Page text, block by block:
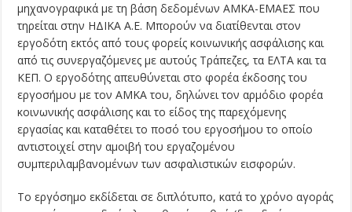
μηχανογραφικά με τη βάση δεδομένων ΑΜΚΑ-ΕΜΑΕΣ που
τηρείται στην ΗΔΙΚΑ Α.Ε. Μπορούν να διατίθενται στον
εργοδότη εκτός από τους φορείς κοινωνικής ασφάλισης και
από τις συνεργαζόμενες με αυτούς Τράπεζες, τα ΕΛΤΑ και τα
ΚΕΠ. Ο εργοδότης απευθύνεται στο φορέα έκδοσης του
εργοσήμου με τον ΑΜΚΑ του, δηλώνει τον αρμόδιο φορέα
κοινωνικής ασφάλισης και το είδος της παρεχόμενης
εργασίας και καταθέτει το ποσό του εργοσήμου το οποίο
αντιστοιχεί στην αμοιβή του εργαζομένου
συμπεριλαμβανομένων των ασφαλιστικών εισφορών.
Το εργόσημο εκδίδεται σε διπλότυπο, κατά το χρόνο αγοράς